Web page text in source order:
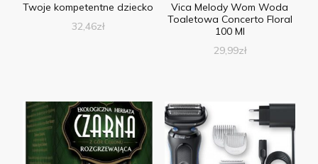
Twoje kompetentne dziecko
32,46zł
Vica Melody Wom Woda
Toaletowa Concerto Floral
100 Ml
29,99zł